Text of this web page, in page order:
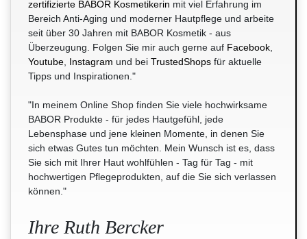
zertifizierte BABOR Kosmetikerin mit viel Erfahrung im
Bereich Anti-Aging und moderner Hautpflege und arbeite
seit über 30 Jahren mit BABOR Kosmetik - aus
Überzeugung. Folgen Sie mir auch gerne auf Facebook
Youtube Instagram und bei TrustedShops für aktuelle
Tipps und Inspirationen."
"In meinem Online Shop finden Sie viele hochwirksame
BABOR Produkte - für jedes Hautgefühl, jede
Lebensphase und jene kleinen Momente, in denen Sie
sich etwas Gutes tun möchten. Mein Wunsch ist es, dass
Sie sich mit Ihrer Haut wohlfühlen - Tag für Tag - mit
hochwertigen Pflegeprodukten, auf die Sie sich verlassen
können."
Ihre Ruth Bercker